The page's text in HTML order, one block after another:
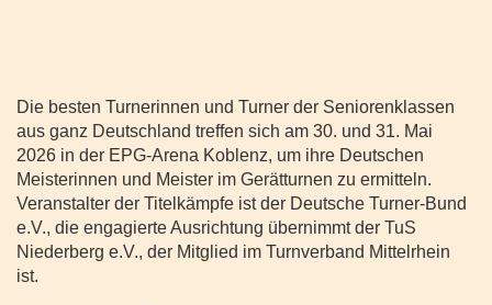
Die besten Turnerinnen und Turner der Seniorenklassen
aus ganz Deutschland treffen sich am 30. und 31. Mai
2026 in der EPG-Arena Koblenz, um ihre Deutschen
Meisterinnen und Meister im Gerätturnen zu ermitteln.
Veranstalter der Titelkämpfe ist der Deutsche Turner-Bund
e.V., die engagierte Ausrichtung übernimmt der TuS
Niederberg e.V., der Mitglied im Turnverband Mittelrhein
ist.